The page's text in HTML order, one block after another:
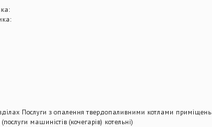
Послуги з опалення твердопаливними котлами приміщень
машиністів (кочегарів) котельні)